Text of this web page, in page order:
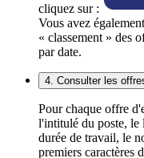
cliquez sur :
Vous avez
« classement » des
par date.
4. Consulter les
Pour chaque offre
l'intitulé du poste, le
durée de travail, le
premiers caractères